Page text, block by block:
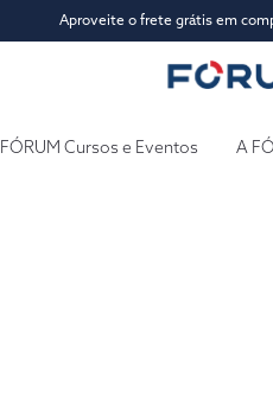
Aproveite o frete grátis em
FÓRUM Cursos e Eventos A